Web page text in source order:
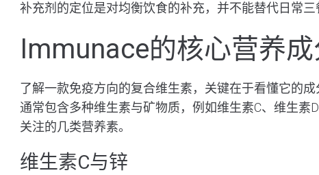
补充剂的定位是对均衡饮食的补充，并不能替代日常三
Immunace的核心营养
了解一款免疫方向的复合维生素，关键在于看懂它的
通常包含多种维生素与矿物质，例如维生素C、维生素
关注的几类营养素。
维生素C与锌